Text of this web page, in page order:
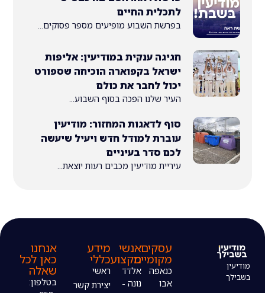
לתכלית החיים
בפרשת השבוע מופיעים מספר פסוקים...
חגיגה ענקית במודיעין: אליפות
ישראל בקפוארה הוכיחה שספורט
יכול לחבר את כולם
העיר שלנו הפכה בסוף השבוע...
סוף לדאגות המחזור: מודיעין
עוברת למודל חדש ויעיל שיעשה
לכם סדר בעיניים
עיריית מודיעין מכבים רעות יוצאת...
עסקים
מקומיים
אנשי
מקצוע
אלדד
נונה -
מידע
כללי
ראשי
יצירת קשר
אנחנו
כאן לכל
שאלה
בטלפון: